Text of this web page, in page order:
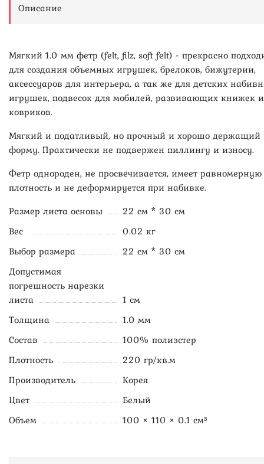
Описание
Мягкий 1.0 мм фетр (felt, filz, soft felt) - прекрасно
для создания объемных игрушек, брелоков, бижутерии,
аксессуаров для интерьера, а так же для детских
игрушек, подвесок для мобилей, развивающих книжек и
ковриков.
Мягкий и податливый, но прочный и хорошо держащий
форму. Практически не подвержен пиллингу и износу.
Фетр однороден, не просвечивается, имеет равномерную
плотность и не деформируется при набивке.
Размер листа основы
22 см * 30 см
Вес
0.02 кг
Выбор размера
22 см * 30 см
Допустимая
погрешность нарезки
листа
1 см
Толщина
1.0 мм
Состав
100% полиэстер
Плотность
220 гр/кв.м
Производитель
Корея
Цвет
Белый
Объем
100 × 110 × 0.1 см³